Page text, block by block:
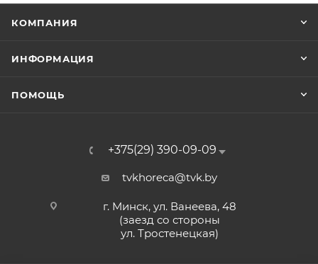
КОМПАНИЯ
ИНФОРМАЦИЯ
ПОМОЩЬ
+375(29) 390-09-09
tvkhoreca@tvk.by
г. Минск, ул. Ванеева, 48
(заезд со стороны
ул. Тростенецкая)